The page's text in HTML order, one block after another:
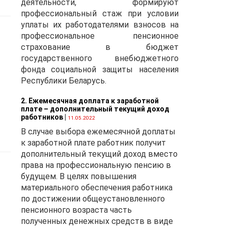
деятельности, формируют
профессиональный стаж при условии
уплаты их работодателями взносов на
профессиональное пенсионное
страхование в бюджет
государственного внебюджетного
фонда социальной защиты населения
Республики Беларусь.
2. Ежемесячная доплата к заработной
плате – дополнительный текущий доход
работников| 11.05.2022
В случае выбора ежемесячной доплаты
к заработной плате работник получит
дополнительный текущий доход вместо
права на профессиональную пенсию в
будущем. В целях повышения
материального обеспечения работника
по достижении общеустановленного
пенсионного возраста часть
полученных денежных средств в виде